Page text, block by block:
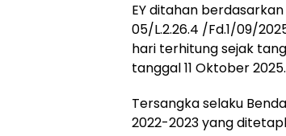
EY ditahan
05/L.2.26.4 /Fd.1/09/
hari terhitung sejak
tanggal 11 Oktober 2025.
Tersangka selaku
2022-2023 yang